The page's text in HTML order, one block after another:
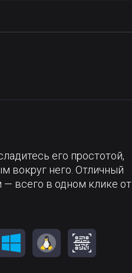
его простотой,
вокруг него. Отличный
всего в одном клике от